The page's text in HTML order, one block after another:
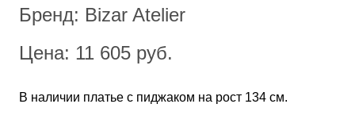
Бренд: Bizar Atelier
Цена: 11 605 руб.
В наличии платье с пиджаком на рост 134 см.